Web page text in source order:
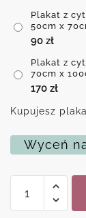
Plakat z
50cm x
90 zł
Plakat z
70cm x
170 zł
Kupujesz
Wyceń
Plakat